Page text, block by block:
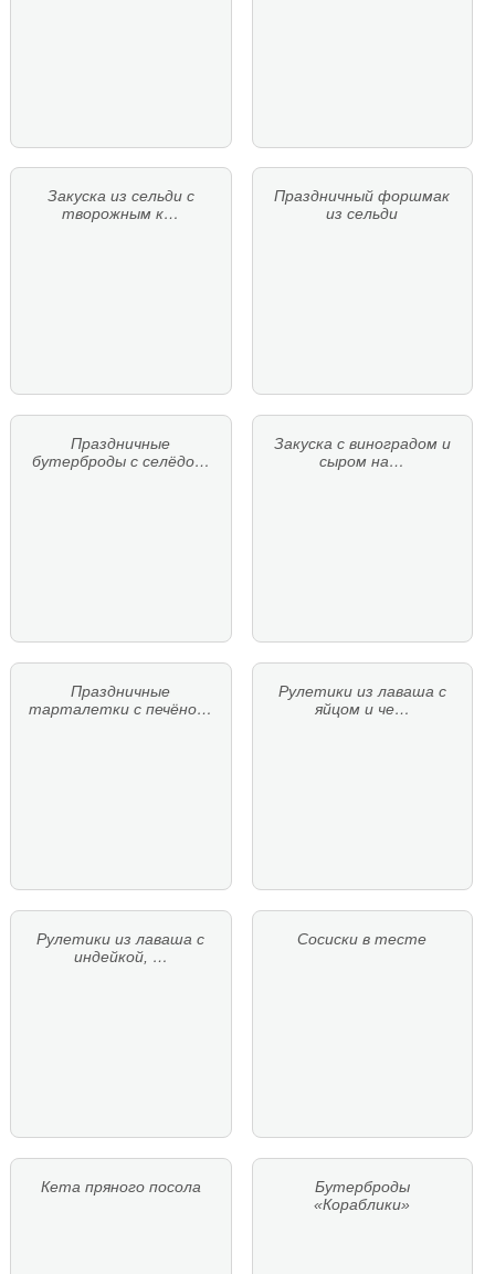
Закуска из сельди с
творожным к…
Праздничный форшмак
из сельди
Праздничные
бутерброды с селёдо…
Закуска с виноградом и
сыром на…
Праздничные
тарталетки с печёно…
Рулетики из лаваша с
яйцом и че…
Рулетики из лаваша с
индейкой, …
Сосиски в тесте
Кета пряного посола
Бутерброды
«Кораблики»